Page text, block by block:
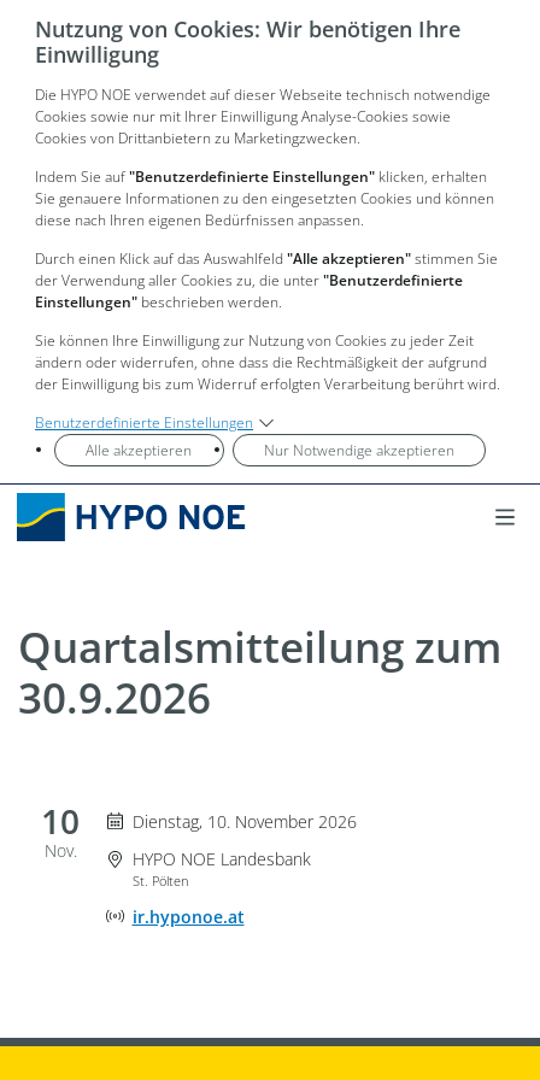
Nutzung von Cookies: Wir benötigen Ihre
Einwilligung
Die HYPO NOE verwendet auf dieser Webseite technisch notwendige
Cookies sowie nur mit Ihrer Einwilligung Analyse-Cookies sowie
Cookies von Drittanbietern zu Marketingzwecken.
Indem Sie auf"Benutzerdefinierte Einstellungen" klicken, erhalten
Sie genauere Informationen zu den eingesetzten Cookies und können
diese nach Ihren eigenen Bedürfnissen anpassen.
Durch einen Klick auf das Auswahlfeld "Alle akzeptieren"stimmen Sie
der Verwendung aller Cookies zu, die unter"Benutzerdefinierte
Einstellungen" beschrieben werden.
Sie können Ihre Einwilligung zur Nutzung von Cookies zu jeder Zeit
ändern oder widerrufen, ohne dass die Rechtmäßigkeit der aufgrund
der Einwilligung bis zum Widerruf erfolgten Verarbeitung berührt wird.
Benutzerdefinierte Einstellungen
Alle akzeptieren
Nur Notwendige akzeptieren
Quartalsmitteilung zum
30.9.2026
10
Nov.
Dienstag 10. November 2026
Dienstag, 10. November 2026
Veranstaltungsort
HYPO NOE Landesbank
St. Pölten
Adresse der Onlineveranstaltung
ir.hyponoe.at